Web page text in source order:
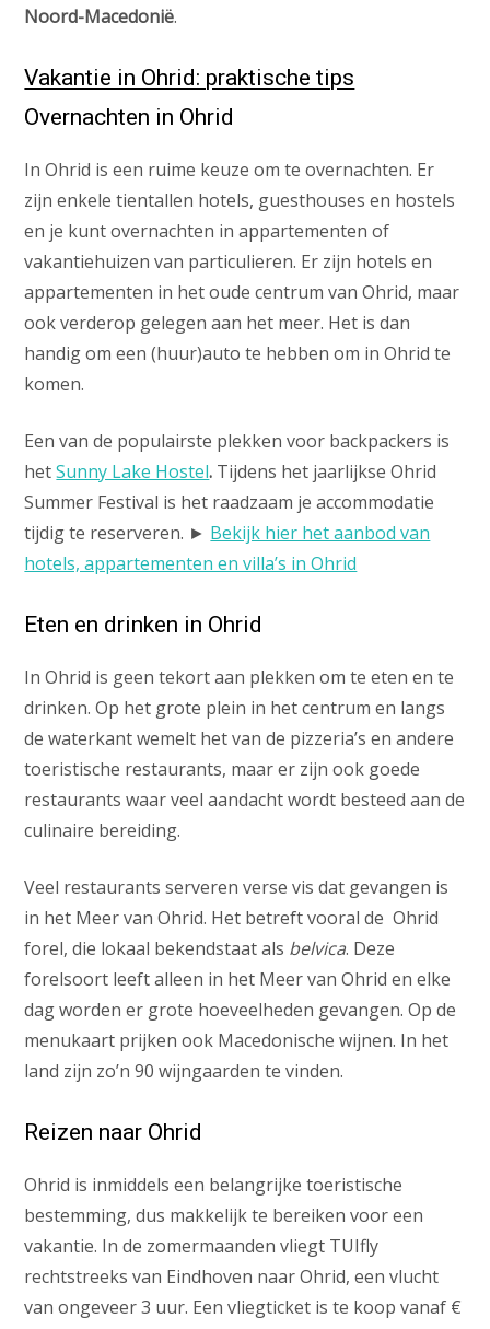
Noord-Macedonië.
Vakantie in Ohrid: praktische tips
Overnachten in Ohrid
In Ohrid is een ruime keuze om te overnachten. Er
zijn enkele tientallen hotels, guesthouses en hostels
en je kunt overnachten in appartementen of
vakantiehuizen van particulieren. Er zijn hotels en
appartementen in het oude centrum van Ohrid, maar
ook verderop gelegen aan het meer. Het is dan
handig om een (huur)auto te hebben om in Ohrid te
komen.
Een van de populairste plekken voor backpackers is
hetSunny Lake Hostel. Tijdens het jaarlijkse Ohrid
Summer Festival is het raadzaam je accommodatie
tijdig te reserveren. ► Bekijk hier het aanbod van
hotels, appartementen en villa’s in Ohrid
Eten en drinken in Ohrid
In Ohrid is geen tekort aan plekken om te eten en te
drinken. Op het grote plein in het centrum en langs
de waterkant wemelt het van de pizzeria’s en andere
toeristische restaurants, maar er zijn ook goede
restaurants waar veel aandacht wordt besteed aan de
culinaire bereiding.
Veel restaurants serveren verse vis dat gevangen is
in het Meer van Ohrid. Het betreft vooral de Ohrid
forel, die lokaal bekendstaat als belvica. Deze
forelsoort leeft alleen in het Meer van Ohrid en elke
dag worden er grote hoeveelheden gevangen. Op de
menukaart prijken ook Macedonische wijnen. In het
land zijn zo’n 90 wijngaarden te vinden.
Reizen naar Ohrid
Ohrid is inmiddels een belangrijke toeristische
bestemming, dus makkelijk te bereiken voor een
vakantie. In de zomermaanden vliegt TUIfly
rechtstreeks van Eindhoven naar Ohrid, een vlucht
van ongeveer 3 uur. Een vliegticket is te koop vanaf €